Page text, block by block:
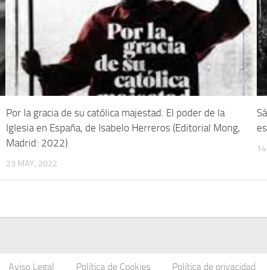
Por la gracia de su católica majestad. El poder de la
Iglesia en España, de Isabelo Herreros (Editorial Mong,
Madrid: 2022)
23 MAY, 2022
Aviso Legal Política de Cookies Política de privacidad